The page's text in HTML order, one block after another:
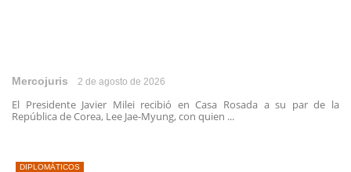
Mercojuris 2 de agosto de 2026
El Presidente Javier Milei recibió en Casa Rosada a su par de la
República de Corea, Lee Jae-Myung, con quien ...
DIPLOMÁTICOS